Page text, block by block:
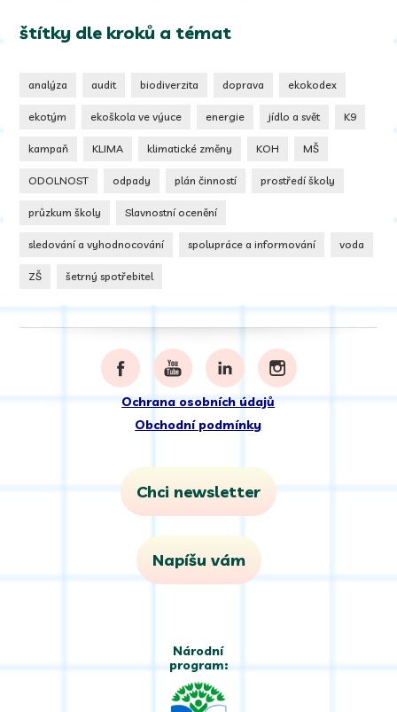
štítky dle kroků a témat
analýza audit biodiverzita doprava ekokodex
ekotým ekoškola ve výuce energie jídlo a svět K9
kampaň KLIMA klimatické změny KOH MŠ
ODOLNOST odpady plán činností prostředí školy
průzkum školy Slavnostní ocenění
sledování a vyhodnocování spolupráce a informování voda
ZŠ šetrný spotřebitel
Ochrana osobních údajů
Obchodní podmínky
Chci newsletter
Napíšu vám
Národní
program: